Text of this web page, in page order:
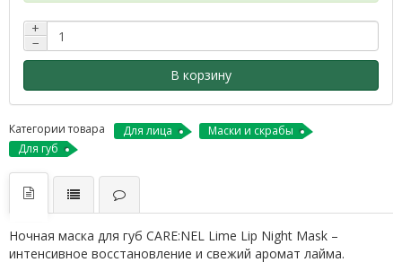
+
−
В корзину
Категории товара Для лица
Маски и скрабы
Для губ
Ночная маска для губ CARE:NEL Lime Lip Night Mask –
интенсивное восстановление и свежий аромат лайма.